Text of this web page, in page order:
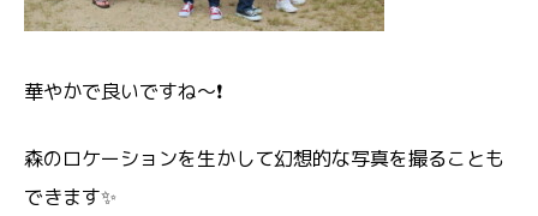
華やかで良いですね～❗
森のロケーションを生かして幻想的な写真を撮ることも
できます✨